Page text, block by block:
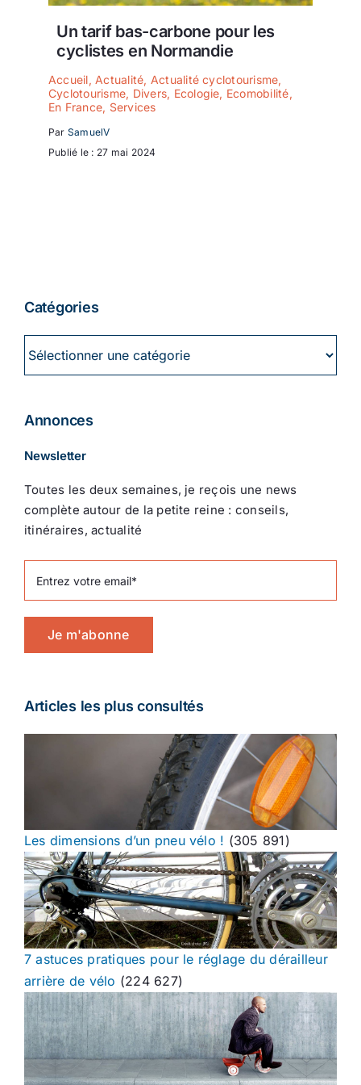
EcologieUn tarif bas-carbone pour les
cyclistes en Normandie
Accueil, Actualité, Actualité cyclotourisme,
Cyclotourisme, Divers, Ecologie, Ecomobilité,
En France, Services
Par SamuelV
Publié le : 27 mai 2024
Catégories
Annonces
Newsletter
Toutes les deux semaines, je reçois une news
complète autour de la petite reine : conseils,
itinéraires, actualité
Je m'abonne
Articles les plus consultés
Les dimensions d’un pneu vélo ! (305 891)
7 astuces pratiques pour le réglage du dérailleur
arrière de vélo (224 627)